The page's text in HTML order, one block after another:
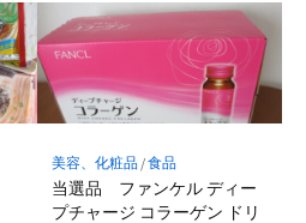
美容、化粧品/食品
当選品 ファンケル ディー
プチャージ コラーゲン ドリ